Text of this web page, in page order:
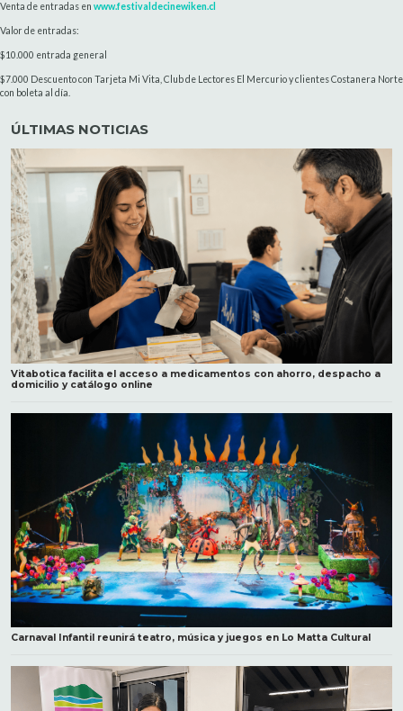
Venta de entradas en www.festivaldecinewiken.cl
Valor de entradas:
$10.000 entrada general
$7.000 Descuento con Tarjeta Mi Vita, Club de Lectores El Mercurio y clientes Costanera Norte
con boleta al día.
ÚLTIMAS NOTICIAS
Vitabotica facilita el acceso a medicamentos con ahorro, despacho a
domicilio y catálogo online
Carnaval Infantil reunirá teatro, música y juegos en Lo Matta Cultural